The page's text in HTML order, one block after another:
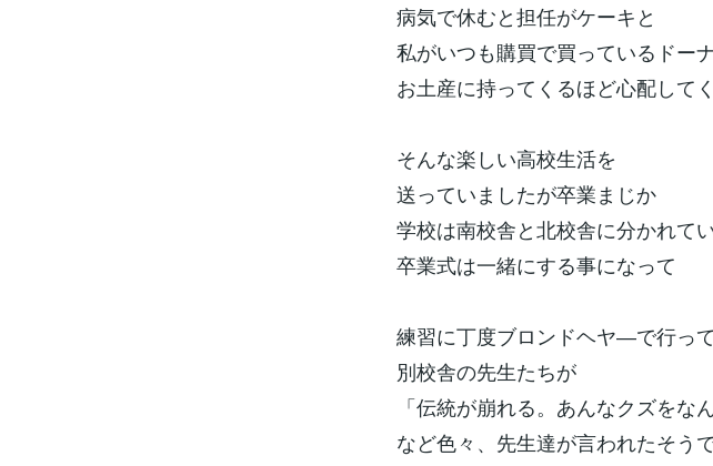
病気で休むと担任がケーキと
私がいつも購買で買っているドー
お土産に持ってくるほど心配して
そんな楽しい高校生活を
送っていましたが卒業まじか
学校は南校舎と北校舎に分かれて
卒業式は一緒にする事になって
練習に丁度ブロンドヘヤ―で行っ
別校舎の先生たちが
「伝統が崩れる。あんなクズをな
など色々、先生達が言われたそう